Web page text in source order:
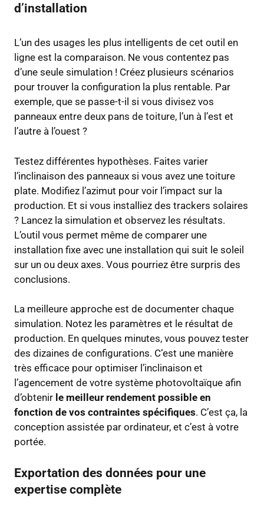
d’installation
L’un des usages les plus intelligents de cet outil en
ligne est la comparaison. Ne vous contentez pas
d’une seule simulation ! Créez plusieurs scénarios
pour trouver la configuration la plus rentable. Par
exemple, que se passe-t-il si vous divisez vos
panneaux entre deux pans de toiture, l’un à l’est et
l’autre à l’ouest ?
Testez différentes hypothèses. Faites varier
l’inclinaison des panneaux si vous avez une toiture
plate. Modifiez l’azimut pour voir l’impact sur la
production. Et si vous installiez des trackers solaires
? Lancez la simulation et observez les résultats.
L’outil vous permet même de comparer une
installation fixe avec une installation qui suit le soleil
sur un ou deux axes. Vous pourriez être surpris des
conclusions.
La meilleure approche est de documenter chaque
simulation. Notez les paramètres et le résultat de
production. En quelques minutes, vous pouvez tester
des dizaines de configurations. C’est une manière
très efficace pour optimiser l’inclinaison et
l’agencement de votre système photovoltaïque afin
d’obtenir le meilleur rendement possible en
fonction de vos contraintes spécifiques. C’est ça, la
conception assistée par ordinateur, et c’est à votre
portée.
Exportation des données pour une
expertise complète